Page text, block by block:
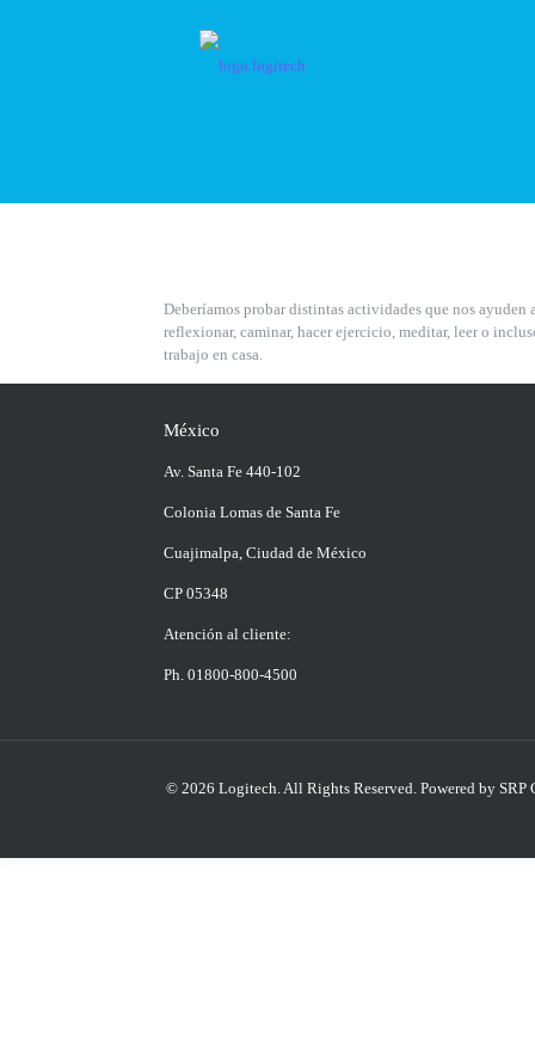
Deberíamos probar distintas actividades que nos
reflexionar, caminar, hacer ejercicio, meditar, leer o
trabajo en casa.
México
Av. Santa Fe 440-102
Colonia Lomas de Santa Fe
Cuajimalpa, Ciudad de México
CP 05348
Atención al cliente:
Ph. 01800-800-4500
© 2026 Logitech. All Rights Reserved. Powered by